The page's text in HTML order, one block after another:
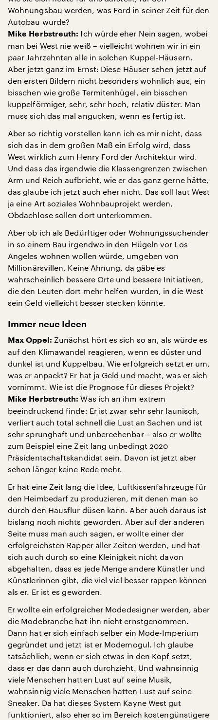
Wohnungsbau werden, was Ford in seiner Zeit für den
Autobau wurde?
Mike Herbstreuth: Ich würde eher Nein sagen, wobei
man bei West nie weiß – vielleicht wohnen wir in ein
paar Jahrzehnten alle in solchen Kuppel-Häusern.
Aber jetzt ganz im Ernst: Diese Häuser sehen jetzt auf
den ersten Bildern nicht besonders wohnlich aus, ein
bisschen wie große Termitenhügel, ein bisschen
kuppelförmiger, sehr, sehr hoch, relativ düster. Man
muss sich das mal angucken, wenn es fertig ist.
Aber so richtig vorstellen kann ich es mir nicht, dass
sich das in dem großen Maß ein Erfolg wird, dass
West wirklich zum Henry Ford der Architektur wird.
Und dass das irgendwie die Klassengrenzen zwischen
Arm und Reich aufbricht, wie er das ganz gerne hätte,
das glaube ich jetzt auch eher nicht. Das soll laut West
ja eine Art soziales Wohnbauprojekt werden,
Obdachlose sollen dort unterkommen.
Aber ob ich als Bedürftiger oder Wohnungssuchender
in so einem Bau irgendwo in den Hügeln vor Los
Angeles wohnen wollen würde, umgeben von
Millionärsvillen. Keine Ahnung, da gäbe es
wahrscheinlich bessere Orte und bessere Initiativen,
die den Leuten dort mehr helfen wurden, in die West
sein Geld vielleicht besser stecken könnte.
Immer neue Ideen
Max Oppel: Zunächst hört es sich so an, als würde es
auf den Klimawandel reagieren, wenn es düster und
dunkel ist und Kuppelbau. Wie erfolgreich setzt er um,
was er anpackt? Er hat ja Geld und macht, was er sich
vornimmt. Wie ist die Prognose für dieses Projekt?
Mike Herbstreuth: Was ich an ihm extrem
beeindruckend finde: Er ist zwar sehr sehr launisch,
verliert auch total schnell die Lust an Sachen und ist
sehr sprunghaft und unberechenbar – also er wollte
zum Beispiel eine Zeit lang unbedingt 2020
Präsidentschaftskandidat sein. Davon ist jetzt aber
schon länger keine Rede mehr.
Er hat eine Zeit lang die Idee, Luftkissenfahrzeuge für
den Heimbedarf zu produzieren, mit denen man so
durch den Hausflur düsen kann. Aber auch daraus ist
bislang noch nichts geworden. Aber auf der anderen
Seite muss man auch sagen, er wollte einer der
erfolgreichsten Rapper aller Zeiten werden, und hat
sich auch durch so eine Kleinigkeit nicht davon
abgehalten, dass es jede Menge andere Künstler und
Künstlerinnen gibt, die viel viel besser rappen können
als er. Er ist es geworden.
Er wollte ein erfolgreicher Modedesigner werden, aber
die Modebranche hat ihn nicht ernstgenommen.
Dann hat er sich einfach selber ein Mode-Imperium
gegründet und jetzt ist er Modemogul. Ich glaube
tatsächlich, wenn er sich etwas in den Kopf setzt,
dass er das dann auch durchzieht. Und wahnsinnig
viele Menschen hatten Lust auf seine Musik,
wahnsinnig viele Menschen hatten Lust auf seine
Sneaker. Da hat dieses System Kayne West gut
funktioniert, also eher so im Bereich kostengünstigere